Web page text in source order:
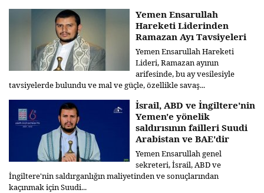
Yemen Ensarullah
Hareketi Liderinden
Ramazan Ayı Tavsiyeleri
Yemen Ensarullah Hareketi
Lideri, Ramazan ayının
arifesinde, bu ay vesilesiyle
tavsiyelerde bulundu ve mal ve güçle, özellikle savaş...
İsrail, ABD ve İngiltere'nin
Yemen'e yönelik
saldırısının failleri Suudi
Arabistan ve BAE'dir
Yemen Ensarullah genel
sekreteri, İsrail, ABD ve
İngiltere'nin saldırganlığın maliyetinden ve sonuçlarından
kaçınmak için Suudi...